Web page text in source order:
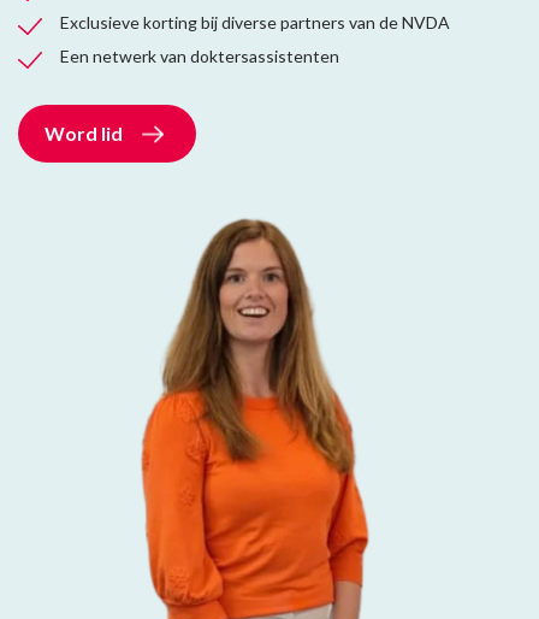
Exclusieve korting bij diverse partners van de NVDA
Een netwerk van doktersassistenten
Word lid